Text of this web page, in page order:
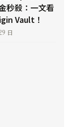
秒殺：一文看
Vault！
日